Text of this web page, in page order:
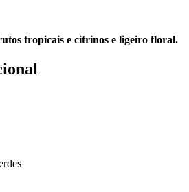
tropicais e citrinos e ligeiro floral.